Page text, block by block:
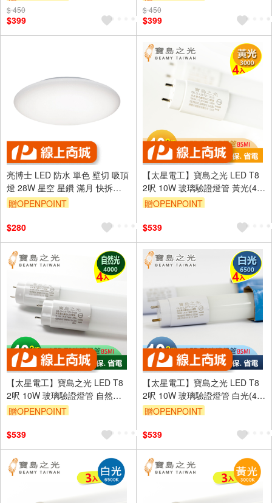
$ 450
$399
$ 450
$399
亮博士 LED 防水 單色 壁切 吸頂
燈 28W 星空 星鑽 滿月 快拆設
計 保固2年
贈OPENPOINT
$280
【太星電工】寶島之光 LED T8
2呎 10W 玻璃驗證燈管 黃光(4
入)
贈OPENPOINT
$539
【太星電工】寶島之光 LED T8
2呎 10W 玻璃驗證燈管 自然光(4
入)
贈OPENPOINT
$539
【太星電工】寶島之光 LED T8
2呎 10W 玻璃驗證燈管 白光(4
入)
贈OPENPOINT
$539